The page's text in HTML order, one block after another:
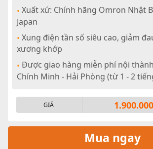
• Xuất xứ: Chính hãng Omron Nhật
Japan
• Xung điện tần số siêu cao, giảm
xương khớp
• Được giao hàng miễn phí nội
Chính Minh - Hải Phòng (từ 1 - 2
GIÁ 1.900.000
Mua ngay